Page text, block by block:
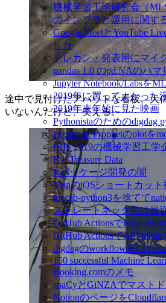
機械学習工学研究会（
のインフラと運用に関す
Google MeetとYouTube
した
テレカン・発表用にマイ
pandas 1.0 のpd.NAのハマ
Jupyter Notebook/Labsを
2019年に買ってよかった
2019年末年始に見た映画
Pythonistaのためのdigdag
Facebook Prophetのplotを
IBIS 2019の機械学習工
RとTreasure Data
Rパッケージ開発の闇
VeinのiOSショートカッ
mecab-python3を捨てて
ストレートネック向け最
GitHub ActionsでIssue
GitHub ActionsでAPI
digdagのworkflowをCIで
150 successful Machine
Booking.comのメモ
spaCyとGiNZAでマスト
Notionのページを
途中で見付けたアバウトな看板。大
いないんだけど、笑える。